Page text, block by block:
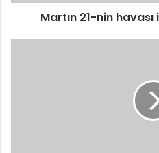
Martın 21-nin